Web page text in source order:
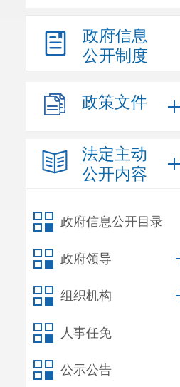
政府信息
公开制度
政策文件
法定主动
公开内容
政府信息公开目录
政府领导
组织机构
人事任免
公示公告